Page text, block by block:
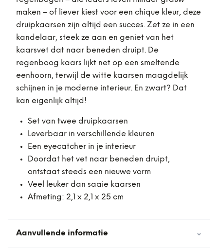
maken – of liever kiest voor een chique kleur, deze
druipkaarsen zijn altijd een succes. Zet ze in een
kandelaar, steek ze aan en geniet van het
kaarsvet dat naar beneden druipt. De
regenboog kaars lijkt net op een smeltende
eenhoorn, terwijl de witte kaarsen maagdelijk
schijnen in je moderne interieur. En zwart? Dat
kan eigenlijk altijd!
Set van twee druipkaarsen
Leverbaar in verschillende kleuren
Een eyecatcher in je interieur
Doordat het vet naar beneden druipt,
ontstaat steeds een nieuwe vorm
Veel leuker dan saaie kaarsen
Afmeting: 2,1 x 2,1 x 25 cm
Aanvullende informatie ⌄